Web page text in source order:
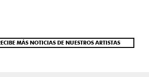
MÁS NOTICIAS DE NUESTROS ARTISTAS